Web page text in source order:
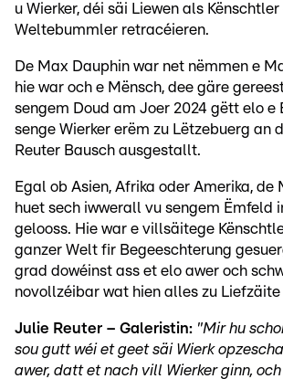
u Wierker, déi säi Liewen als Kënschtler
Weltebummler retracéieren.
De Max Dauphin war net nëmmen e
hie war och e Mënsch, dee gäre
sengem Doud am Joer 2024 gëtt elo e
senge Wierker erëm zu Lëtzebuerg an
Reuter Bausch ausgestallt.
Egal ob Asien, Afrika oder Amerika, de
huet sech iwwerall vu sengem Ëmfeld
gelooss. Hie war e villsäitege
ganzer Welt fir Begeeschterung
grad dowéinst ass et elo awer och
novollzéibar wat hien alles zu
Julie Reuter – Galeristin: "Mir hu
sou gutt wéi et geet säi Wierk
awer, datt et nach vill Wierker ginn,